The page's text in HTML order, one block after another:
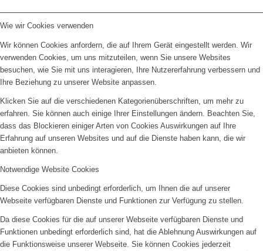
Wie wir Cookies verwenden
Wir können Cookies anfordern, die auf Ihrem Gerät eingestellt werden. Wir
verwenden Cookies, um uns mitzuteilen, wenn Sie unsere Websites
besuchen, wie Sie mit uns interagieren, Ihre Nutzererfahrung verbessern und
Ihre Beziehung zu unserer Website anpassen.
Klicken Sie auf die verschiedenen Kategorienüberschriften, um mehr zu
erfahren. Sie können auch einige Ihrer Einstellungen ändern. Beachten Sie,
dass das Blockieren einiger Arten von Cookies Auswirkungen auf Ihre
Erfahrung auf unseren Websites und auf die Dienste haben kann, die wir
anbieten können.
Notwendige Website Cookies
Diese Cookies sind unbedingt erforderlich, um Ihnen die auf unserer
Webseite verfügbaren Dienste und Funktionen zur Verfügung zu stellen.
Da diese Cookies für die auf unserer Webseite verfügbaren Dienste und
Funktionen unbedingt erforderlich sind, hat die Ablehnung Auswirkungen auf
die Funktionsweise unserer Webseite. Sie können Cookies jederzeit